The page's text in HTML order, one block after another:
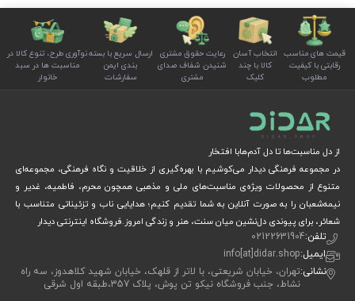
قیمت های مناسب
رقابتی با کیفیت
مطلوب
انتخاب آسان
کالا با چند
کلیک
رعایت حقوق مشتری
شنیدن شفاف صدای
مشتری
ارسال سریع با بسته
بندی ایمن
سفارشات
نوآوری طرح، تنوع کالا در
مناسبت ها در سبد
خانوار
از دل مناسبت‌ها تا دل آدم‌هابا افتخار
در مجموعه فرهنگی دیدار می‌کوشیم با بهره‌گیری از خلاقیت و نگاه فرهنگی، مجموعه‌ای
متنوع از محصولات ویژه‌ی مناسبت‌های ملی و مذهبی همچون محرم، فاطمیه، غدیر و
نیمه‌شعبان را به صورت آنلاین به شما تقدیم کنیم؛ هدایایی ناب و تزئیناتی متناسب با
شعائر، برای پیوندی دل‌نشین میان سنت، هنر و زندگی امروز.فروشگاه اینترنتی دیدار
تلفن:02122631904
ایمیل:info[at]didar.shop
نشانی:تهران، خیابان شریعتی، با لاتر از قلهک، خیابان شهید کلاهدوز، سه راه
نشاط، جنب فروشگاه نیکو تن پوش، پلاک 357،طبقه اول شرقی